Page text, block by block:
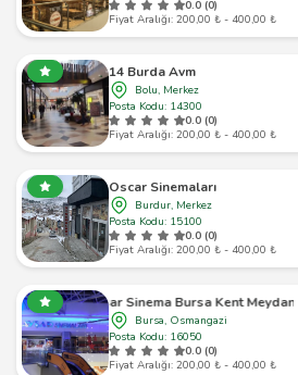
0.0 (0)
Fiyat Aralığı: 200,00 ₺ - 400,00 ₺
14 Burda Avm
Bolu, Merkez
Posta Kodu: 14300
0.0 (0)
Fiyat Aralığı: 200,00 ₺ - 400,00 ₺
Oscar Sinemaları
Burdur, Merkez
Posta Kodu: 15100
0.0 (0)
Fiyat Aralığı: 200,00 ₺ - 400,00 ₺
Avşar Sinema Bursa Kent Meydanı Avm
Bursa, Osmangazi
Posta Kodu: 16050
0.0 (0)
Fiyat Aralığı: 200,00 ₺ - 400,00 ₺